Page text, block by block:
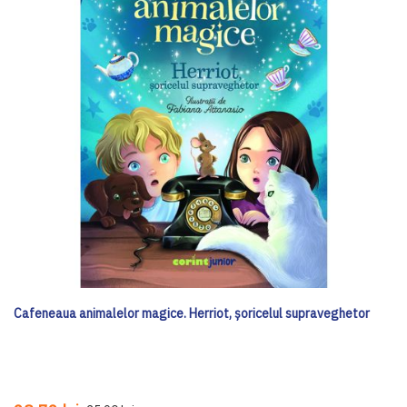
Cafeneaua animalelor magice. Herriot, șoricelul supraveghetor